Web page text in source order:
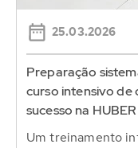
25.03.2026
Preparação
curso intensivo de
sucesso na
Um treinamento